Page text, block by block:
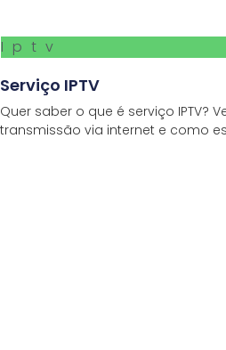
Iptv
Serviço IPTV
Quer saber o que é serviço IPTV?
transmissão via internet e como